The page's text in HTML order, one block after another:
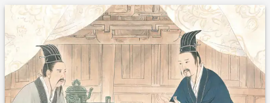
摘要
正文
2.1.故事背景
2.2.叔向论贫德
2.3.故事结尾